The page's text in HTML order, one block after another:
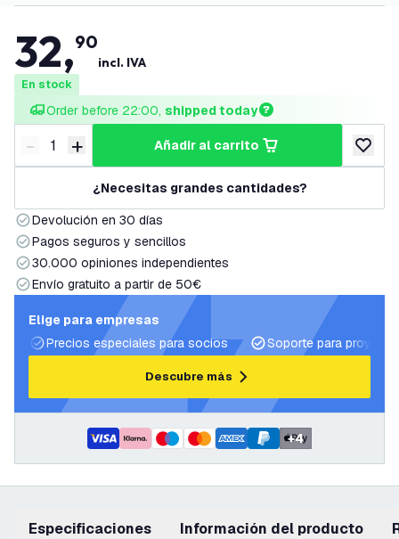
32,90
incl. IVA
En stock
Order before 22:00, shipped today
Disminuir cantidad
- Aumentar cantidad
+ añadir al carrito
añadir
¿Necesitas grandes cantidades?
Devolución en 30 días
Pagos seguros y sencillos
30.000 opiniones independientes
Envío gratuito a partir de 50€
Elige para empresas
Precios especiales para socios
Soporte para
Descubre más
+4
Especificaciones información del producto